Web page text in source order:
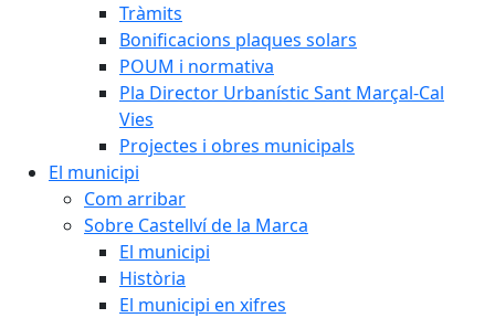
Tràmits
Bonificacions plaques solars
POUM i normativa
Pla Director Urbanístic Sant Marçal-Cal
Vies
Projectes i obres municipals
El municipi
Com arribar
Sobre Castellví de la Marca
El municipi
Història
El municipi en xifres